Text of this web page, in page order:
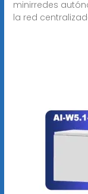
minirredes
la red